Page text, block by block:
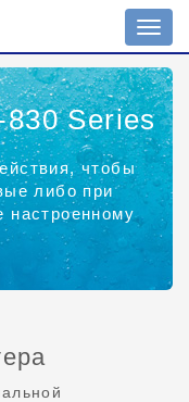
Series
чтобы
либо при
настроенному